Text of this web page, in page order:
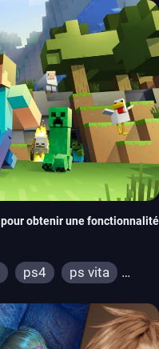
switch 2
obtenir une fonctionnalité
ps4
ps vita
switch 2